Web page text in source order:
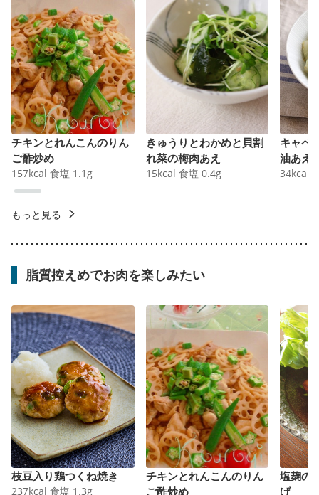
チキンとれんこんのりん
ご酢炒め
157kcal 食塩 1.1 g
きゅうりとわかめと貝割
れ菜の梅肉あえ
15kcal 食塩 0.4g
キャベ
油あえ
34kcal
もっと見る
脂質控えめでお肉を楽しみたい
枝豆入り鶏つくね焼き
237kcal 食塩 1.3g
チキンとれんこんのりん
ご酢炒め
塩麹の
げ